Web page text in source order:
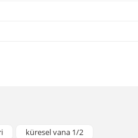
siz yapın!
küresel vana 1/2